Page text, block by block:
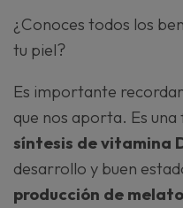
¿Conoces todos los
tu piel?
Es importante
que nos aporta. Es
síntesis de vitamina
desarrollo y buen
producción de